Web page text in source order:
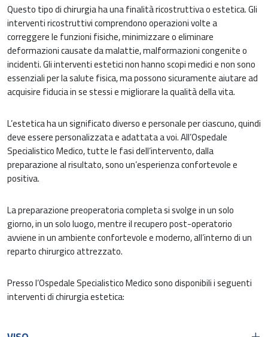
Questo tipo di chirurgia ha una finalità ricostruttiva o estetica. Gli
interventi ricostruttivi comprendono operazioni volte a
correggere le funzioni fisiche, minimizzare o eliminare
deformazioni causate da malattie, malformazioni congenite o
incidenti. Gli interventi estetici non hanno scopi medici e non sono
essenziali per la salute fisica, ma possono sicuramente aiutare ad
acquisire fiducia in se stessi e migliorare la qualità della vita.
L’estetica ha un significato diverso e personale per ciascuno, quindi
deve essere personalizzata e adattata a voi. All’Ospedale
Specialistico Medico, tutte le fasi dell’intervento, dalla
preparazione al risultato, sono un’esperienza confortevole e
positiva.
La preparazione preoperatoria completa si svolge in un solo
giorno, in un solo luogo, mentre il recupero post-operatorio
avviene in un ambiente confortevole e moderno, all’interno di un
reparto chirurgico attrezzato.
Presso l’Ospedale Specialistico Medico sono disponibili i seguenti
interventi di chirurgia estetica: